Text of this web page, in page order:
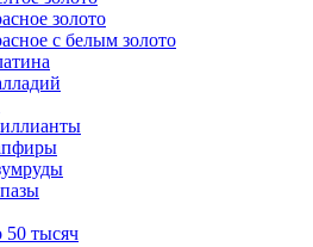
золото
с белым золото
50 тысяч